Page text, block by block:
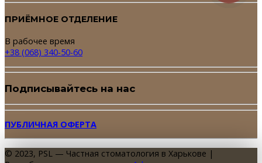
ПРИЁМНОЕ ОТДЕЛЕНИЕ
В рабочее время
+38 (068) 340-50-60
Подписывайтесь на нас
ПУБЛИЧНАЯ ОФЕРТА
© 2023, PSL — Частная стоматология в Харькове |